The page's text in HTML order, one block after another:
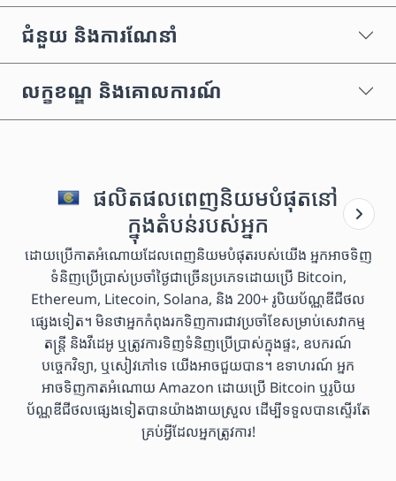
ជំនួយ និងការណែនាំ
លក្ខខណ្ឌ និងគោលការណ៍
ផលិតផលពេញនិយមបំផុតនៅ
ក្នុងតំបន់របស់អ្នក
ដោយប្រើកាតអំណោយដែលពេញនិយមបំផុតរបស់យើង អ្នកអាចទិញ
ទំនិញប្រើប្រាស់ប្រចាំថ្ងៃជាច្រើនប្រភេទដោយប្រើ Bitcoin,
Ethereum, Litecoin, Solana, និង 200+ រូបិយប័ណ្ណឌីជីថល
ផ្សេងទៀត។ មិនថាអ្នកកំពុងរកទិញការជាវប្រចាំខែសម្រាប់សេវាកម្ម
តន្ត្រី និងវីដេអូ ឬត្រូវការទិញទំនិញប្រើប្រាស់ក្នុងផ្ទះ, ឧបករណ៍
បច្ចេកវិទ្យា, ឬសៀវភៅទេ យើងអាចជួយបាន។ ឧទាហរណ៍ អ្នក
អាចទិញកាតអំណោយ Amazon ដោយប្រើ Bitcoin ឬរូបិយ
ប័ណ្ណឌីជីថលផ្សេងទៀតបានយ៉ាងងាយស្រួល ដើម្បីទទួលបានស្ទើរតែ
គ្រប់អ្វីដែលអ្នកត្រូវការ!